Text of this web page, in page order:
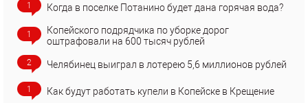
1 Когда в поселке Потанино будет дана горячая вода?
1
Копейского подрядчика по уборке дорог
оштрафовали на 600 тысяч рублей
2 Челябинец выиграл в лотерею 5,6 миллионов рублей
1 Как будут работать купели в Копейске в Крещение